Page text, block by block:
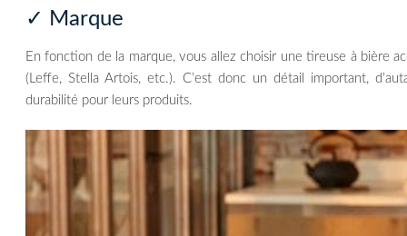
✓ Marque
En fonction de la marque, vous allez choisir une tireuse à bière
(Leffe, Stella Artois, etc.). C’est donc un détail important,
durabilité pour leurs produits.